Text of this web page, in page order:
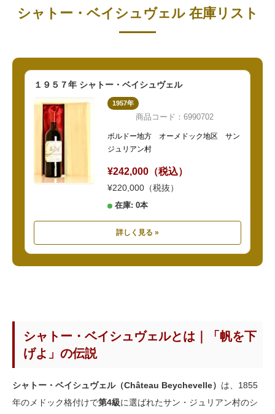
シャトー・ベイシュヴェル 在庫リスト
１９５７年 シャトー・ベイシュヴェル
1957年
商品コード：6990702
ボルドー地方 オーメドック地区 サン
ジュリアン村
¥242,000（税込）
¥220,000（税抜）
在庫: 0本
詳しく見る »
シャトー・ベイシュヴェルとは｜「帆を下
げよ」の伝説
シャトー・ベイシュヴェル（Château Beychevelle） は、1855
年のメドック格付けで第4級に選ばれたサン・ジュリアン村のシ